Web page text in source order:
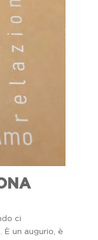
ci
È un augurio, è